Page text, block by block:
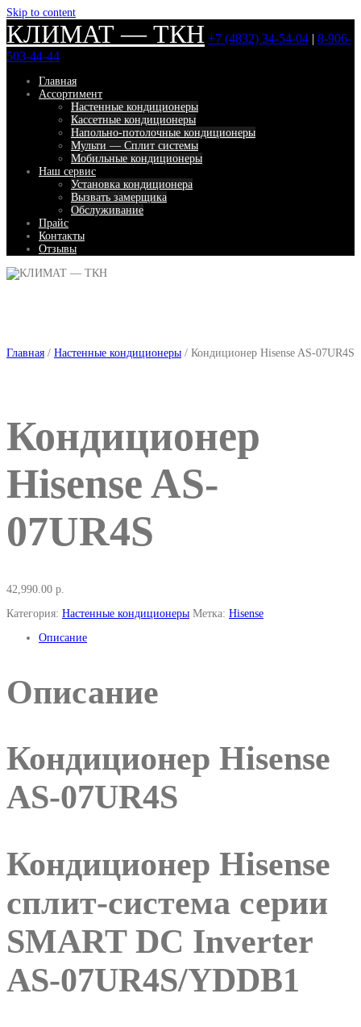
Skip to content
КЛИМАТ — ТКН +7 (4832) 34-54-04 | 8-906-
503-44-44
Главная
Ассортимент
Настенные кондиционеры
Кассетные кондиционеры
Напольно-потолочные кондиционеры
Мульти — Сплит системы
Мобильные кондиционеры
Наш сервис
Установка кондиционера
Вызвать замерщика
Обслуживание
Прайс
Контакты
Отзывы
Главная / Настенные кондиционеры / Кондиционер Hisense AS-07UR4S
Кондиционер
Hisense AS-
07UR4S
42,990.00 р.
Категория: Настенные кондиционеры Метка: Hisense
Описание
Описание
Кондиционер Hisense
AS-07UR4S
Кондиционер Hisense
сплит-система серии
SMART DC Inverter
AS-07UR4S/YDDB1